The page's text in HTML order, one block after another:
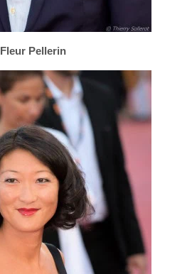
Fleur Pellerin